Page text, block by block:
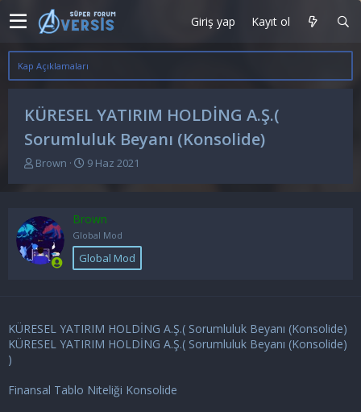
Giriş yap Kayıt ol
Kap Açıklamaları
KÜRESEL YATIRIM HOLDİNG A.Ş.(
Sorumluluk Beyanı (Konsolide)
K
y
u
b
a
a
n
Brown
B
a
n
g
ı
h
9 Haz 2021
Brown
Global Mod
Global Mod
KÜRESEL YATIRIM HOLDİNG A.Ş.( Sorumluluk Beyanı (Konsolide)
KÜRESEL YATIRIM HOLDİNG A.Ş.( Sorumluluk Beyanı (Konsolide)
)
Finansal Tablo Niteliği Konsolide